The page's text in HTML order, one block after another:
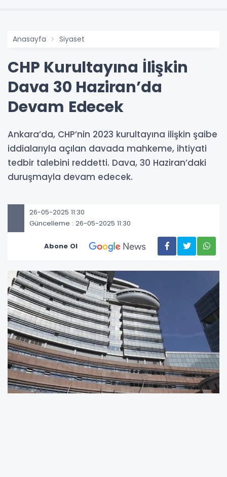
Anasayfa Siyaset
CHP Kurultayına İlişkin
Dava 30 Haziran’da
Devam Edecek
Ankara’da, CHP’nin 2023 kurultayına ilişkin şaibe
iddialarıyla açılan davada mahkeme, ihtiyati
tedbir talebini reddetti. Dava, 30 Haziran’daki
duruşmayla devam edecek.
26-05-2025 11:30
Güncelleme : 26-05-2025 11:30
Abone Ol